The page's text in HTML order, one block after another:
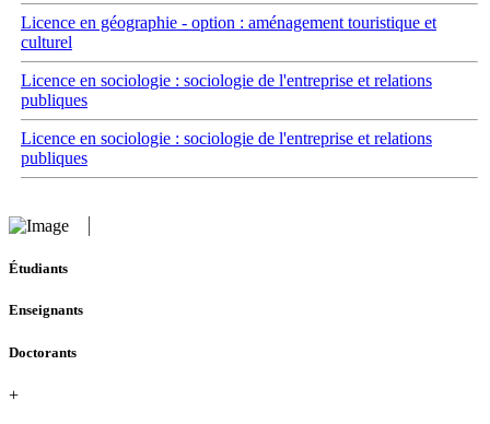
Licence en géographie - option : aménagement touristique et
culturel
Licence en sociologie : sociologie de l'entreprise et relations
publiques
Licence en sociologie : sociologie de l'entreprise et relations
publiques
Étudiants
Enseignants
Doctorants
+